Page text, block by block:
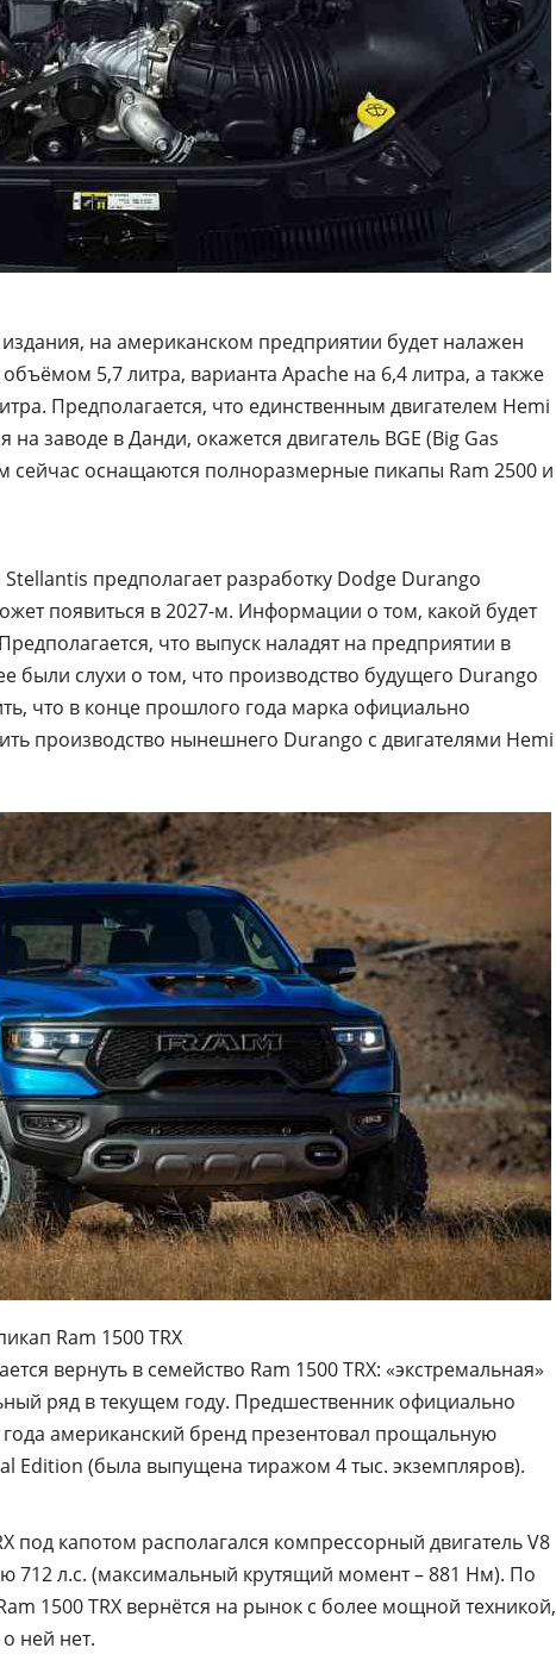
на американском предприятии будет налажен
5,7 литра, варианта Apache на 6,4 литра, а также
Предполагается, что единственным двигателем Hemi
заводе в Данди, окажется двигатель BGE (Big Gas
сейчас оснащаются полноразмерные пикапы Ram 2500 и
предполагает разработку Dodge Durango
появиться в 2027-м. Информации о том, какой будет
что выпуск наладят на предприятии в
были слухи о том, что производство будущего Durango
что в конце прошлого года марка официально
производство нынешнего Durango с двигателями Hemi
Ram 1500 TRX
вернуть в семейство Ram 1500 TRX: «экстремальная»
ряд в текущем году. Предшественник официально
американский бренд презентовал прощальную
Edition (была выпущена тиражом 4 тыс. экземпляров).
под капотом располагался компрессорный двигатель V8
712 л.с. (максимальный крутящий момент – 881 Нм). По
1500 TRX вернётся на рынок с более мощной техникой,
ней нет.